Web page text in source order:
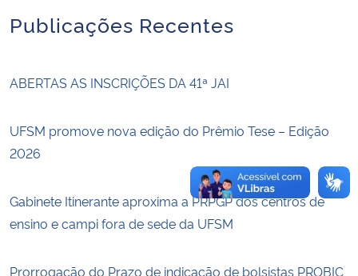
Advocacia-Geral da União
Planalto
Publicações Recentes
ABERTAS AS INSCRIÇÕES DA 41ª JAI
UFSM promove nova edição do Prêmio Tese – Edição
2026
Gabinete Itinerante aproxima a PRPGP dos centros de
ensino e campi fora de sede da UFSM
Prorrogação do Prazo de indicação de bolsistas PROBIC